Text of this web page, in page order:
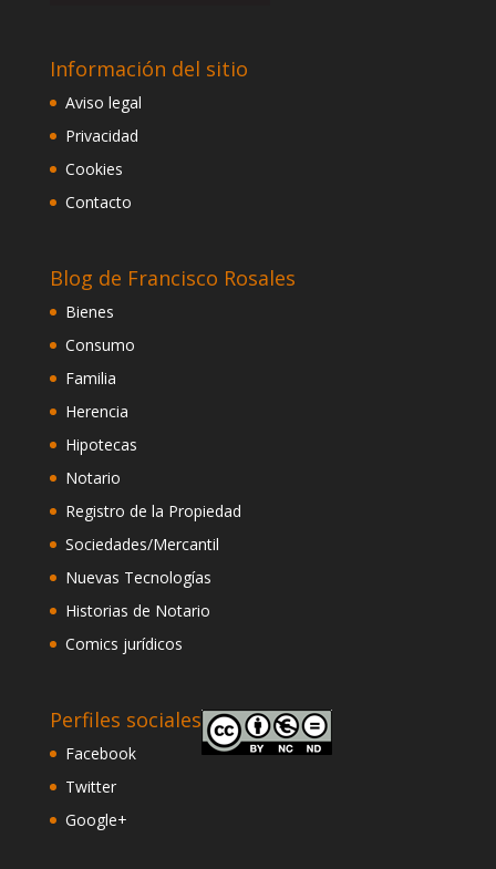
Información del sitio
Aviso legal
Privacidad
Cookies
Contacto
Blog de Francisco Rosales
Bienes
Consumo
Familia
Herencia
Hipotecas
Notario
Registro de la Propiedad
Sociedades/Mercantil
Nuevas Tecnologías
Historias de Notario
Comics jurídicos
Perfiles sociales
Facebook
Twitter
Google+